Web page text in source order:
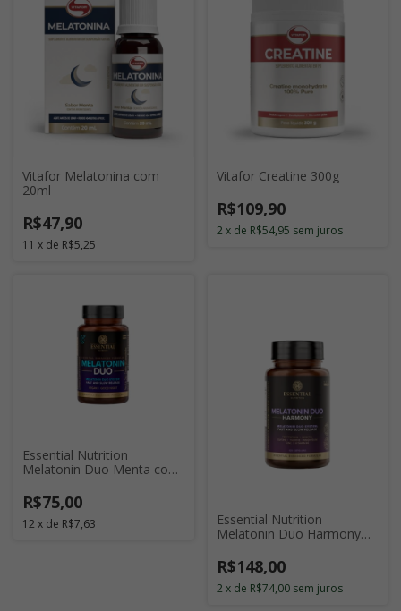
Vitafor Melatonina com
20ml
R$47,90
11 x de R$5,25
Vitafor Creatine 300g
R$109,90
2 x de R$54,95 sem juros
Essential Nutrition
Melatonin Duo Menta com
R$75,00
12 x de R$7,63
Essential Nutrition
Melatonin Duo Harmony
R$148,00
2 x de R$74,00 sem juros